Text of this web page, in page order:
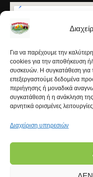
Για να παρέχουμε την
cookies για την αποθήκευση
συσκευών. Η συγκατάθεση για
επεξεργαστούμε δεδομένα
περιήγησης ή μοναδικά
συγκατάθεση ή η ανάκληση
αρνητικά ορισμένες
Διαχείριση υπηρεσιών